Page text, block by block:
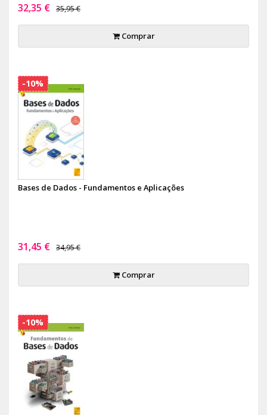
32,35 € 35,95 €
Comprar
Bases de Dados - Fundamentos e Aplicações
31,45 € 34,95 €
Comprar
-10%
-10%